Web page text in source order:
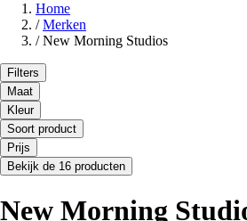
Home
/ Merken
/ New Morning Studios
Filters
Maat
Kleur
Soort product
Prijs
Bekijk de 16 producten
New Morning